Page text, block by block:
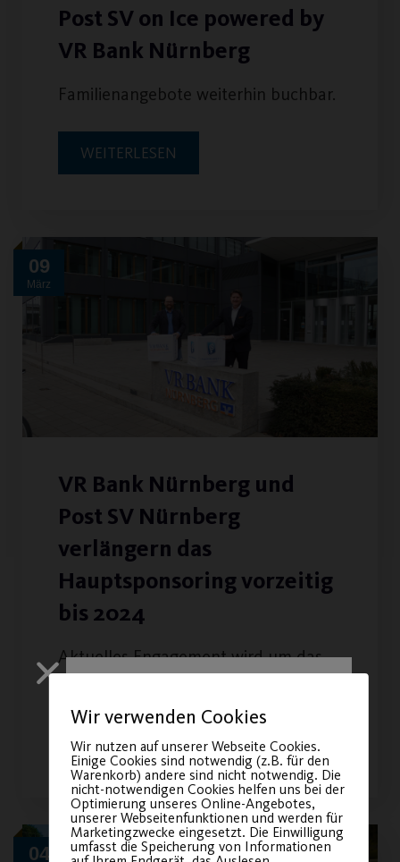
Post SV on Ice powered by
VR Bank Nürnberg
Familienangebote weiterhin buchbar.
WEITERLESEN
09
März
VR Bank Nürnberg und
Post SV Nürnberg
verlängern das
Hauptsponsoring vorzeitig
bis 2024
Aktuelles Engagement wird um das
WEITERLESEN
04
Wir verwenden Cookies
Wir nutzen auf unserer Webseite Cookies.
Einige Cookies sind notwendig (z.B. für den
Warenkorb) andere sind nicht notwendig. Die
nicht-notwendigen Cookies helfen uns bei der
Optimierung unseres Online-Angebotes,
unserer Webseitenfunktionen und werden für
Marketingzwecke eingesetzt. Die Einwilligung
umfasst die Speicherung von Informationen